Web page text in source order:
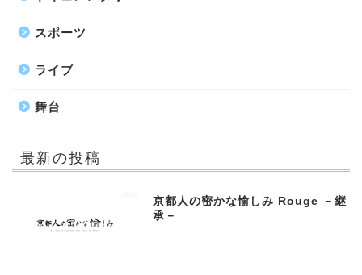
スポーツ
ライブ
舞台
最新の投稿
京都人の密かな愉しみ Rouge －継
承－